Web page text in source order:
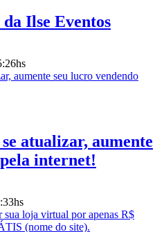
Ilse Eventos
atualizar, aumente
internet!